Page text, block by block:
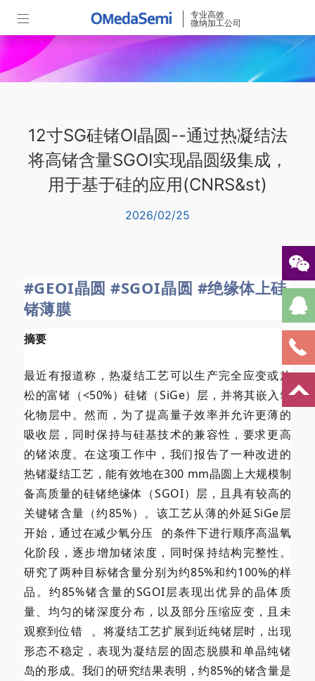
专业高效
微纳加工公司
12寸SG硅锗OI晶圆--通过热凝结法
将高锗含量SGOI实现晶圆级集成，
用于基于硅的应用(CNRS&st)
2026/02/25
#GEOI晶圆 #SGOI晶圆 #绝缘体上硅
锗薄膜
摘要
最近有报道称，热凝结工艺可以生产完全应变或放
松的富锗（<50%）硅锗（SiGe）层，并将其嵌入氧
化物层中。然而，为了提高量子效率并允许更薄的
吸收层，同时保持与硅基技术的兼容性，要求更高
的锗浓度。在这项工作中，我们报告了一种改进的
热锗凝结工艺，能有效地在300 mm晶圆上大规模制
备高质量的硅锗绝缘体（SGOI）层，且具有较高的
关键锗含量（约85%）。该工艺从薄的外延SiGe层
开始，通过在减少氧分压
的条件下进行顺序高温氧
化阶段，逐步增加锗浓度，同时保持结构完整性。
研究了两种目标锗含量分别为约85%和约100%的样
品。约85%锗含量的SGOI层表现出优异的晶体质
量、均匀的锗深度分布，以及部分压缩应变，且未
观察到位错
。将凝结工艺扩展到近纯锗层时，出现
形态不稳定，表现为凝结层的固态脱膜和单晶纯锗
岛的形成。我们的研究结果表明，约85%的锗含量是